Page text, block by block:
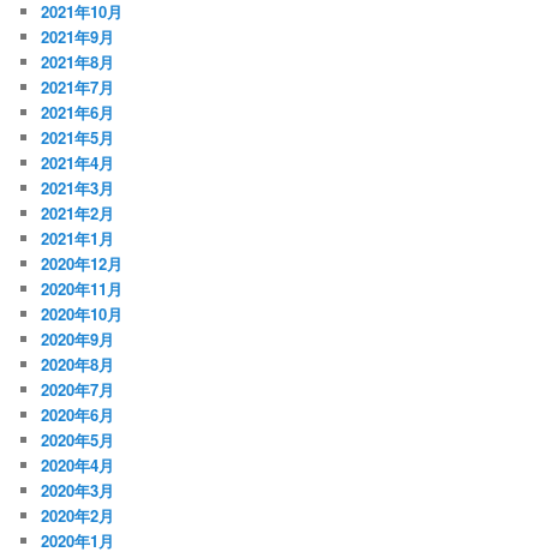
2021年10月
2021年9月
2021年8月
2021年7月
2021年6月
2021年5月
2021年4月
2021年3月
2021年2月
2021年1月
2020年12月
2020年11月
2020年10月
2020年9月
2020年8月
2020年7月
2020年6月
2020年5月
2020年4月
2020年3月
2020年2月
2020年1月